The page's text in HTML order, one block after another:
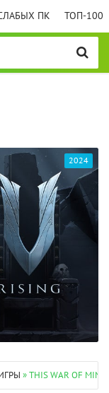
ПК ТОП-100
2024
» THIS WAR OF